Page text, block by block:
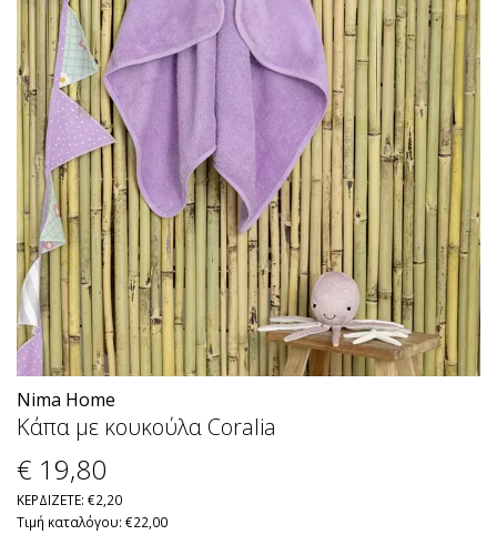
Nima Home
Κάπα με κουκούλα Coralia
€ 19,80
ΚΕΡΔΙΖΕΤΕ: €2,20
Τιμή καταλόγου: €22,00